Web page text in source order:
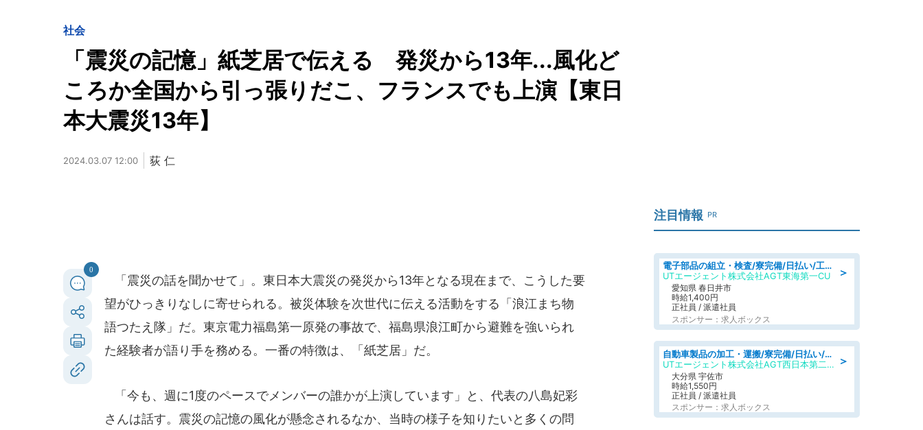
社会
「震災の記憶」紙芝居で伝える 発災から13年...風化ど
ころか全国から引っ張りだこ、フランスでも上演【東日
本大震災13年】
2024.03.07 12:00 荻 仁
0
「震災の話を聞かせて」。東日本大震災の発災から13年となる現在まで、こうした要
望がひっきりなしに寄せられる。被災体験を次世代に伝える活動をする「浪江まち物
語つたえ隊」だ。東京電力福島第一原発の事故で、福島県浪江町から避難を強いられ
た経験者が語り手を務める。一番の特徴は、「紙芝居」だ。
「今も、週に1度のペースでメンバーの誰かが上演しています」と、代表の八島妃彩
さんは話す。震災の記憶の風化が懸念されるなか、当時の様子を知りたいと多くの問
注目情報 PR
＞
電子部品の組立・検査/寮完備/日払い/工場・製造
UTエージェント株式会社AGT東海第一CU
愛知県 春日井市
時給1,400円
正社員 / 派遣社員
スポンサー：求人ボックス
＞
自動車製品の加工・運搬/寮完備/日払い/工場・製造
UTエージェント株式会社AGT西日本第二CU
大分県 宇佐市
時給1,550円
正社員 / 派遣社員
スポンサー：求人ボックス